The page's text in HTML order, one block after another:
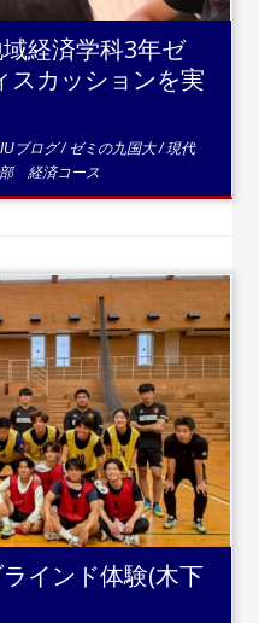
経済学科3年ゼ
スカッションを実
ブログ/ゼミの九国大/現代
経済コース
インド体験(木下